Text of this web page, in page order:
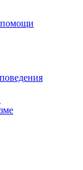
помощи